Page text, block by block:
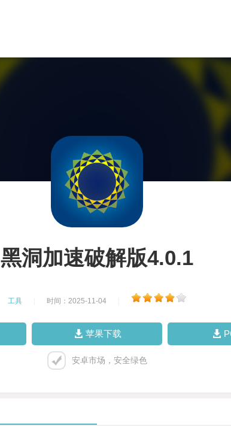
黑洞加速破解版4.0.1
工具 时间：2025-11-04
苹果下载
安卓市场，安全绿色